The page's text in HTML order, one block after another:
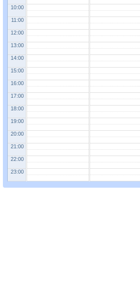
10:00
11:00
12:00
13:00
14:00
15:00
16:00
17:00
18:00
19:00
20:00
21:00
22:00
23:00